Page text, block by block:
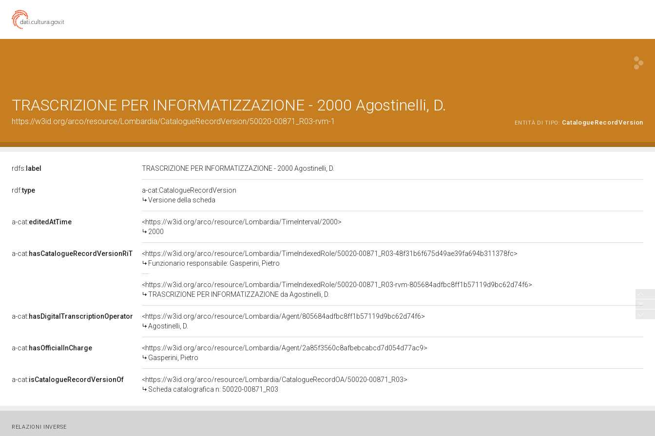
TRASCRIZIONE PER INFORMATIZZAZIONE - 2000 Agostinelli, D.
https://w3id.org/arco/resource/Lombardia/CatalogueRecordVersion/50020-00871_R03-rvm-1 ENTITÀ DI TIPO: CatalogueRecordVersion
rdfs: label TRASCRIZIONE PER INFORMATIZZAZIONE - 2000 Agostinelli, D.
rdf:type
a-cat:CatalogueRecordVersion
Versione della scheda
a-cat:editedAtTime
<https://w3id.org/arco/resource/Lombardia/TimeInterval/2000>
2000
a-cat:hasCatalogueRecordVersionRiT
<https://w3id.org/arco/resource/Lombardia/TimeIndexedRole/50020-00871_R03-48f31b6f675d49ae39fa694b311378fc>
Funzionario responsabile: Gasperini, Pietro
<https://w3id.org/arco/resource/Lombardia/TimeIndexedRole/50020-00871_R03-rvm-805684adfbc8ff1b57119d9bc62d74f6>
TRASCRIZIONE PER INFORMATIZZAZIONE da Agostinelli, D.
a-cat:hasDigitalTranscriptionOperator
<https://w3id.org/arco/resource/Lombardia/Agent/805684adfbc8ff1b57119d9bc62d74f6>
Agostinelli, D.
a-cat:hasOfficialInCharge
<https://w3id.org/arco/resource/Lombardia/Agent/2a85f3560c8afbebcabcd7d054d77ac9>
Gasperini, Pietro
a-cat:isCatalogueRecordVersionOf
<https://w3id.org/arco/resource/Lombardia/CatalogueRecordOA/50020-00871_R03>
Scheda catalografica n: 50020-00871_R03
RELAZIONI INVERSE